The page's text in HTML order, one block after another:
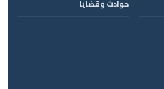
حوادث وقضايا